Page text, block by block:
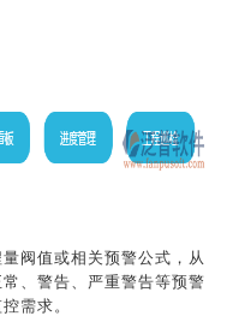
阀值或相关预警公式，从
、警告、严重警告等预警
需求。